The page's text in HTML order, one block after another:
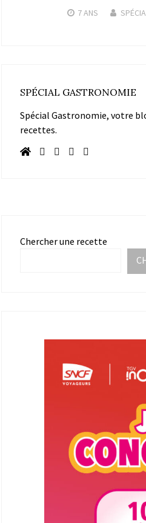
7 ANS
SPÉCIAL GASTRONOMIE
Spécial Gastronomie, votre
recettes.
Chercher une recette